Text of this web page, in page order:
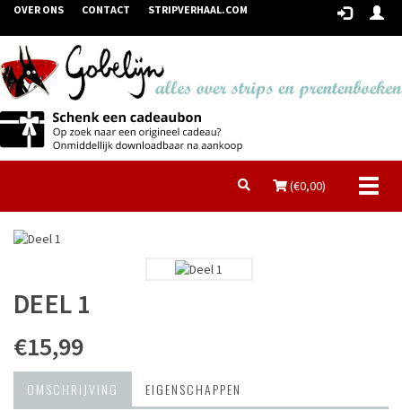
OVER ONS CONTACT STRIPVERHAAL.COM
(€0,00)
DEEL 1
€15,99
OMSCHRIJVING EIGENSCHAPPEN